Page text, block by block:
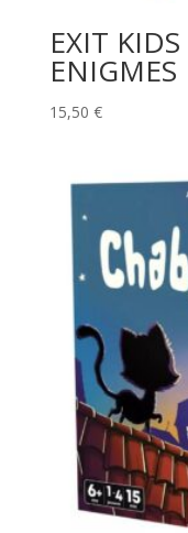
EXIT
ENIGMES
15,50 €